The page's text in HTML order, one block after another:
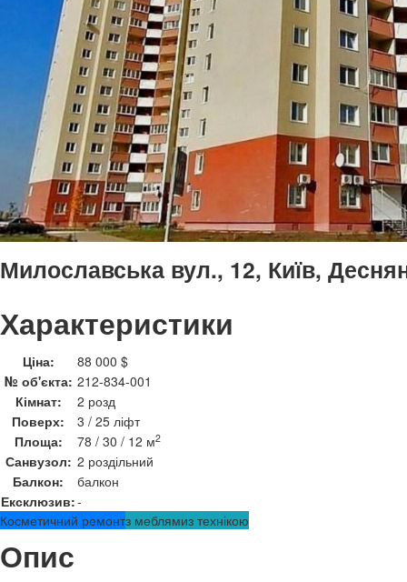
Милославська вул., 12, Київ,
Характеристики
Ціна:
88 000 $
№ об'єкта: 212-834-001
Кімнат:
2 розд
Поверх:
3 / 25 ліфт
Площа:
78 / 30 / 12 м2
Санвузол: 2 роздільний
Балкон:
балкон
Ексклюзив:-
Косметичний ремонтз меблямиз технікою
Опис